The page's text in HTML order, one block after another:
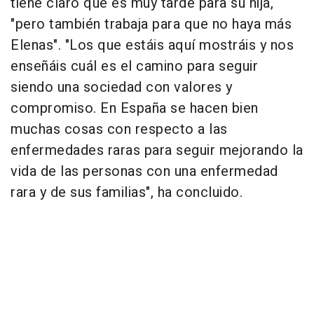
"pero también trabaja para que no haya más
Elenas". "Los que estáis aquí mostráis y nos
enseñáis cuál es el camino para seguir
siendo una sociedad con valores y
compromiso. En España se hacen bien
muchas cosas con respecto a las
enfermedades raras para seguir mejorando la
vida de las personas con una enfermedad
rara y de sus familias", ha concluido.